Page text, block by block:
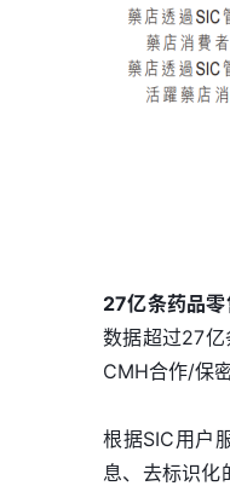
27亿条药品
数据超过27
CMH合作/保
根据SIC用户
息、去标识化